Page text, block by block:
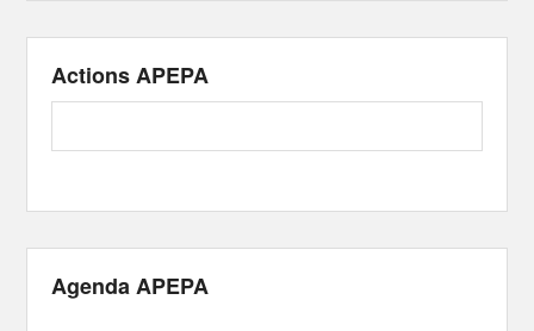
Actions APEPA
Agenda APEPA